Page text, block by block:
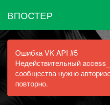
ВПОСТЕР
Ошибка VK API #5
Недействительный
сообщества нужно
повторно.